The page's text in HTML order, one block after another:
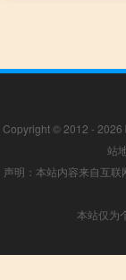
Copyright © 2012 - 2026
站
声明：本站内容来自互
本站仅为